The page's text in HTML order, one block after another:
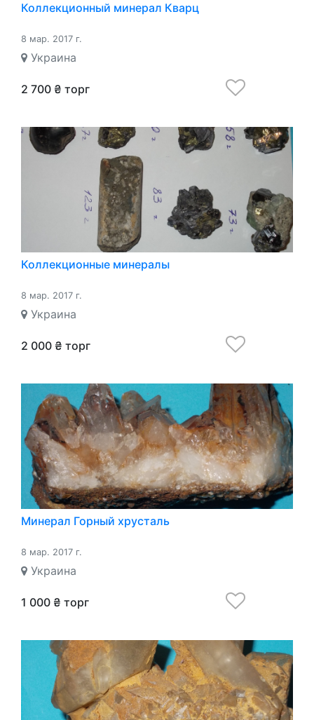
Коллекционный минерал Кварц
8 мар. 2017 г.
Украина
2 700 ₴ торг
Коллекционные минералы
8 мар. 2017 г.
Украина
2 000 ₴ торг
Минерал Горный хрусталь
8 мар. 2017 г.
Украина
1 000 ₴ торг